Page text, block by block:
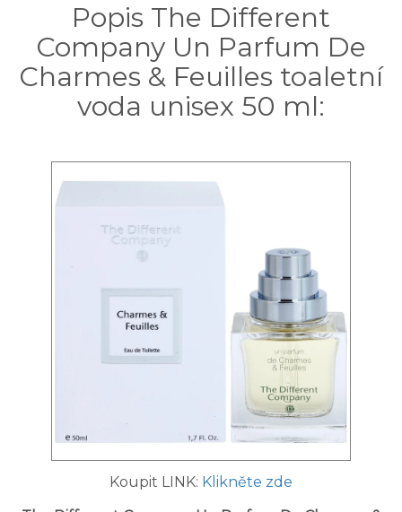
Popis The Different
Company Un Parfum De
Charmes & Feuilles toaletní
voda unisex 50 ml:
Koupit LINK: Klikněte zde